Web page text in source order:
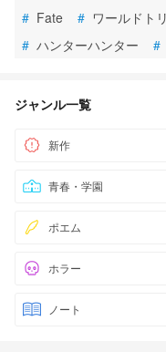
# Fate # ワールドト
# ハンターハンター #
ジャンル一覧
新作
青春・学園
ポエム
ホラー
ノート